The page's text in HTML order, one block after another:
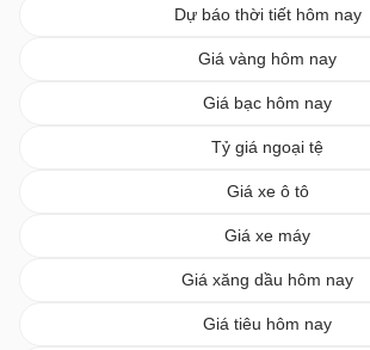
Dự báo thời tiết hôm nay
Giá vàng hôm nay
Giá bạc hôm nay
Tỷ giá ngoại tệ
Giá xe ô tô
Giá xe máy
Giá xăng dầu hôm nay
Giá tiêu hôm nay